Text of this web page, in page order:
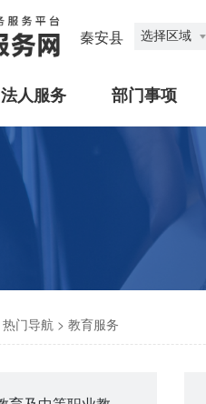
秦安县 选择区域
法人服务 部门事项
热门导航 > 教育服务